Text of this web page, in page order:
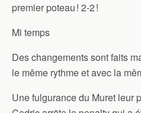
premier poteau ! 2-2 !
Mi temps
Des changements sont faits
le même rythme et avec la
Une fulgurance du Muret leur